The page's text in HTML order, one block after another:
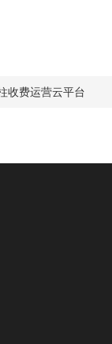
收费运营云平台